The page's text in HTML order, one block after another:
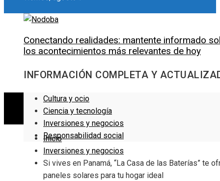
Conectando realidades: mantente informado
los acontecimientos más relevantes de hoy
INFORMACIÓN COMPLETA Y
Cultura y ocio
Ciencia y tecnología
Inversiones y negocios
Responsabilidad social
Inicio
Inversiones y negocios
Si vives en Panamá, “La Casa de las Baterías” te
paneles solares para tu hogar ideal